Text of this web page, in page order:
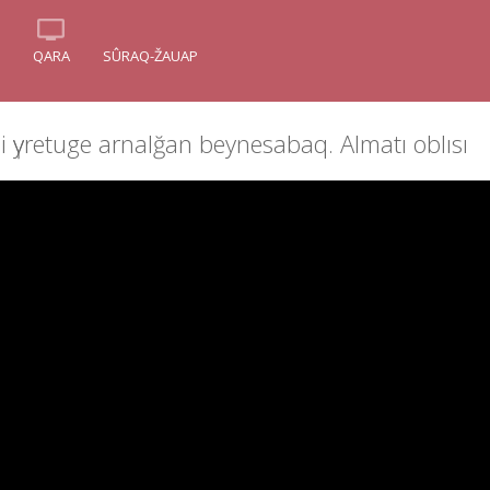
QARA SÛRAQ-ŽAUAP
үyretuge arnalğan beynesabaq. Almatı oblısı